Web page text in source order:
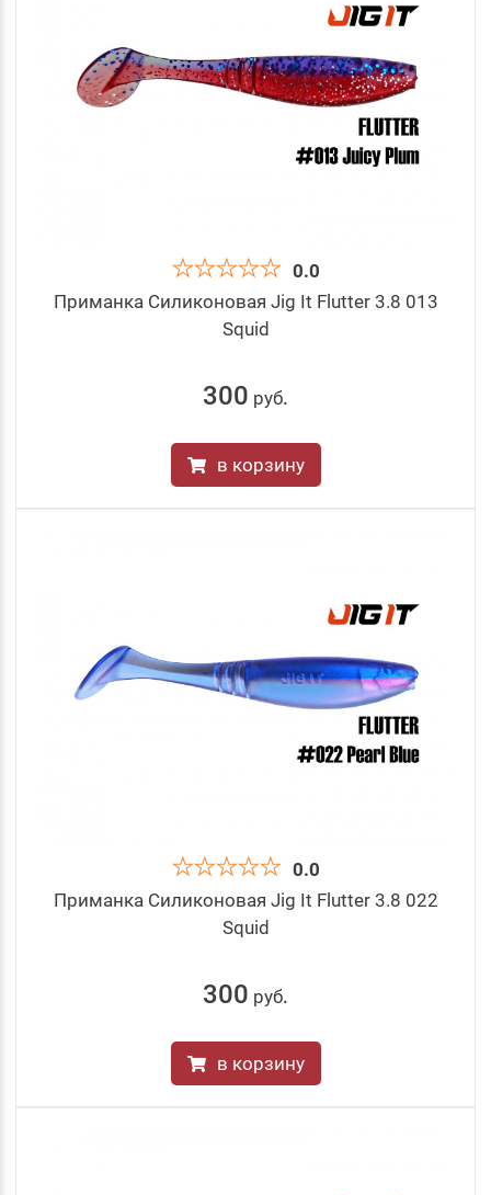
0.0
Приманка Силиконовая Jig It Flutter 3.8 013
Squid
300 руб.
в корзину
0.0
Приманка Силиконовая Jig It Flutter 3.8 022
Squid
300 руб.
в корзину